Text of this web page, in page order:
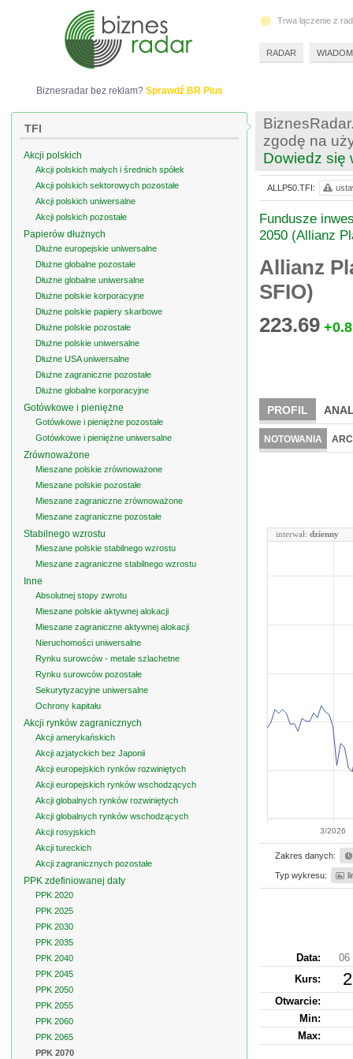
zgodę na
Dowiedz się
Fundusze
2050 (Allianz
Allianz
SFIO)
223.69
PROFIL
NOTOWANIA
3/2026
interwał: dzienny
Zakres danych:
Typ wykresu:
Data:
06
Kurs:
Otwarcie:
Min:
Max:
ALLP50.TFI:
Biznesradar bez reklam? Sprawdź BR Plus
TFI
Akcji polskich
Akcji polskich małych i średnich spółek
Akcji polskich sektorowych pozostałe
Akcji polskich uniwersalne
Akcji polskich pozostałe
Papierów dłużnych
Dłużne europejskie uniwersalne
Dłużne globalne pozostałe
Dłużne globalne uniwersalne
Dłużne polskie korporacyjne
Dłużne polskie papiery skarbowe
Dłużne polskie pozostałe
Dłużne polskie uniwersalne
Dłużne USA uniwersalne
Dłużne zagraniczne pozostałe
Dłużne globalne korporacyjne
Gotówkowe i pieniężne
Gotówkowe i pieniężne pozostałe
Gotówkowe i pieniężne uniwersalne
Zrównoważone
Mieszane polskie zrównoważone
Mieszane polskie pozostałe
Mieszane zagraniczne zrównoważone
Mieszane zagraniczne pozostałe
Stabilnego wzrostu
Mieszane polskie stabilnego wzrostu
Mieszane zagraniczne stabilnego wzrostu
Inne
Absolutnej stopy zwrotu
Mieszane polskie aktywnej alokacji
Mieszane zagraniczne aktywnej alokacji
Nieruchomości uniwersalne
Rynku surowców - metale szlachetne
Rynku surowców pozostałe
Sekurytyzacyjne uniwersalne
Ochrony kapitału
Akcji rynków zagranicznych
Akcji amerykańskich
Akcji azjatyckich bez Japonii
Akcji europejskich rynków rozwiniętych
Akcji europejskich rynków wschodzących
Akcji globalnych rynków rozwiniętych
Akcji globalnych rynków wschodzących
Akcji rosyjskich
Akcji tureckich
Akcji zagranicznych pozostałe
PPK zdefiniowanej daty
PPK 2020
PPK 2025
PPK 2030
PPK 2035
PPK 2040
PPK 2045
PPK 2050
PPK 2055
PPK 2060
PPK 2065
PPK 2070
Trwa łączenie z
RADAR